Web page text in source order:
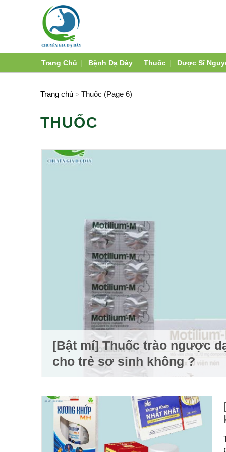
Trang Chủ Bệnh Dạ Dày Thuốc Dược Sĩ
Trang chủ >Thuốc (Page 6)
THUỐC
[Bật mí] Thuốc trào ngược
cho trẻ sơ sinh không ?